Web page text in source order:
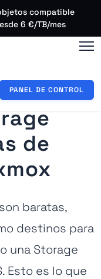
compatible
6 €/TB/mes
PANEL DE CONTROL
de
baratas,
destinos para
una Storage
Esto es lo que